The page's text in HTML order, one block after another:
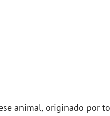
animal, originado por